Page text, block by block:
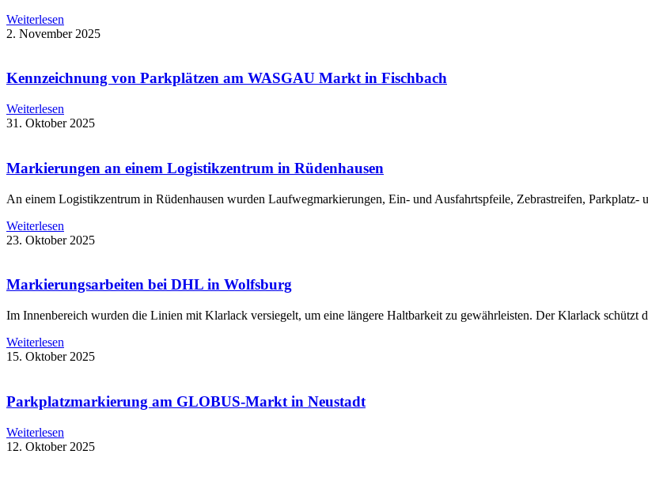
Weiterlesen
2. November 2025
Kennzeichnung von Parkplätzen am WASGAU Markt in Fischbach
Weiterlesen
31. Oktober 2025
Markierungen an einem Logistikzentrum in Rüdenhausen
An einem Logistikzentrum in Rüdenhausen wurden Laufwegmarkierungen, Ein- und Ausfahrtspfeile, Zebrastreifen,
Weiterlesen
23. Oktober 2025
Markierungsarbeiten bei DHL in Wolfsburg
Im Innenbereich wurden die Linien mit Klarlack versiegelt, um eine längere Haltbarkeit zu gewährleisten. Der Klarlack schützt
Weiterlesen
15. Oktober 2025
Parkplatzmarkierung am GLOBUS-Markt in Neustadt
Weiterlesen
12. Oktober 2025